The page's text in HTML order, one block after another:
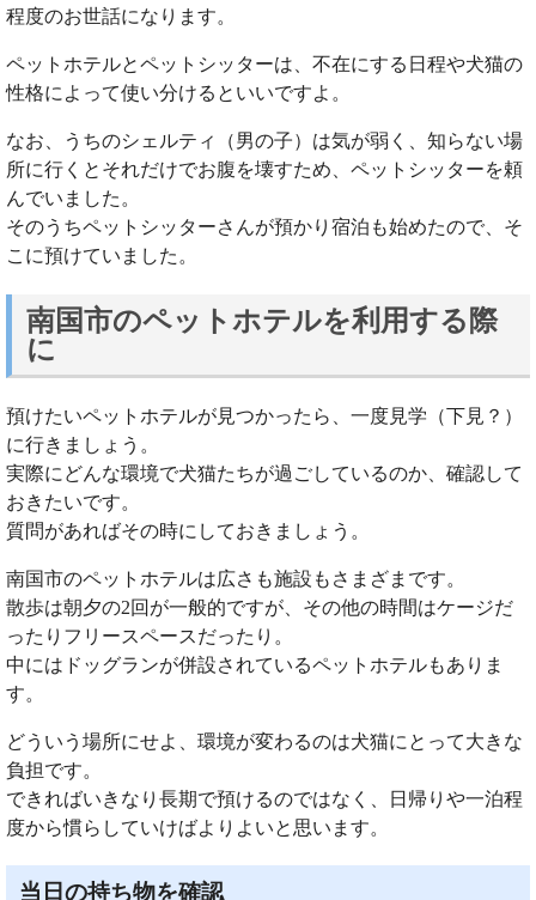
程度のお世話になります。
ペットホテルとペットシッターは、不在にする日程や犬猫の
性格によって使い分けるといいですよ。
なお、うちのシェルティ（男の子）は気が弱く、知らない場
所に行くとそれだけでお腹を壊すため、ペットシッターを頼
んでいました。
そのうちペットシッターさんが預かり宿泊も始めたので、そ
こに預けていました。
南国市のペットホテルを利用する際
に
預けたいペットホテルが見つかったら、一度見学（下見？）
に行きましょう。
実際にどんな環境で犬猫たちが過ごしているのか、確認して
おきたいです。
質問があればその時にしておきましょう。
南国市のペットホテルは広さも施設もさまざまです。
散歩は朝夕の2回が一般的ですが、その他の時間はケージだ
ったりフリースペースだったり。
中にはドッグランが併設されているペットホテルもありま
す。
どういう場所にせよ、環境が変わるのは犬猫にとって大きな
負担です。
できればいきなり長期で預けるのではなく、日帰りや一泊程
度から慣らしていけばよりよいと思います。
当日の持ち物を確認